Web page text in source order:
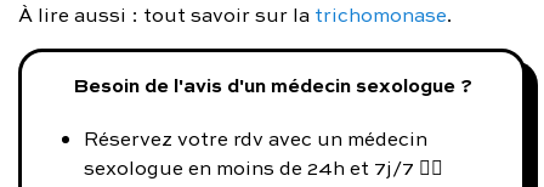
À lire aussi : tout savoir sur la trichomonase.
Besoin de l'avis d'un médecin sexologue ?
Réservez votre rdv avec un médecin
sexologue en moins de 24h et 7j/7 👨‍⚕️